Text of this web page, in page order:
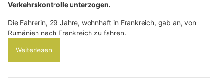
Verkehrskontrolle unterzogen.
Die Fahrerin, 29 Jahre, wohnhaft in Frankreich, gab an, von
Rumänien nach Frankreich zu fahren.
Weiterlesen